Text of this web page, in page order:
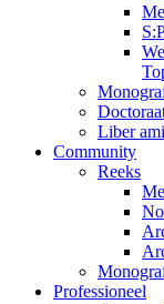
Liber
Community
Reeks
Professioneel